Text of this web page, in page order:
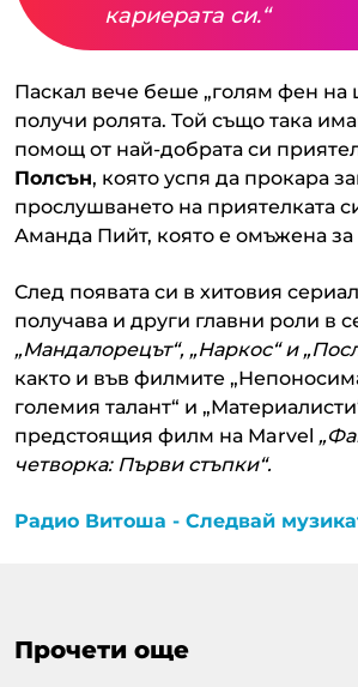
кариерата си.“
Паскал вече беше „голям фен на
получи ролята. Той също така
помощ от най-добрата си
Полсън, която успя да прокара
прослушването на приятелката
Аманда Пийт, която е омъжена
След появата си в хитовия
получава и други главни роли в
„Мандалорецът“, „Наркос“ и
както и във филмите
големия талант“ и
предстоящия филм на Marvel
четворка: Първи стъпки“.
Радио Витоша - Следвай
Прочети още